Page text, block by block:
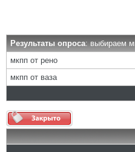
Результаты опроса: выбираем
мкпп от рено
мкпп от ваза